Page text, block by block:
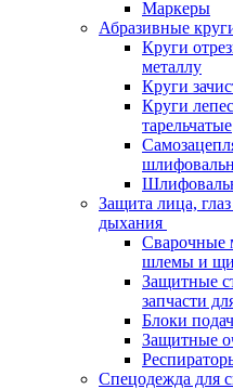
Маркеры
Абразивные
Круги
металлу
Круги
Круги
тарельчатые
Защита лица,
дыхания
Сварочные
шлемы и
Защитные
запчасти
Блоки
Защитные
Спецодежда для